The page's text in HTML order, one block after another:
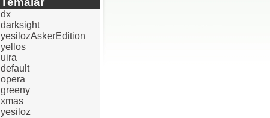
dx
darksight
yesilozAskerEdition
yellos
uira
default
opera
greeny
xmas
yesiloz